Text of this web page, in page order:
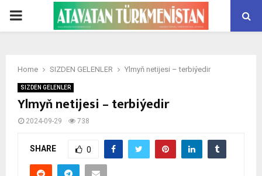
PRIMARY
Home SIZDEN GELENLER Ylmyň netijesi – terbiýedir
SIZDEN GELENLER
Ylmyň netijesi – terbiýedir
2024-09-29 738
SHARE 0